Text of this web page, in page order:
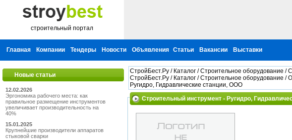
строительный портал
Главная Компании Тендеры Новости Объявления Статьи Вакансии Выставки
Новые статьи
12.02.2026
Эргономика рабочего места: как
правильное размещение инструментов
увеличивает производительность на
40%
15.01.2025
Крупнейшие производители аппаратов
стыковой сварки
СтройБест.Ру / Каталог /Строительное оборудование /
СтройБест.Ру / Каталог /Строительное оборудование /
Ругидро, Гидравлические станции, ООО
Строительный инструмент - Ругидро,